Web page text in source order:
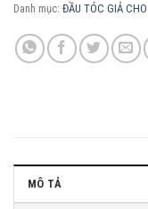
Danh mục: ĐẦU TÓC GIẢ
MÔ TẢ